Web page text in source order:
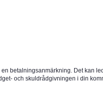
betalningsanmärkning. Det kan
och skuldrådgivningen i din